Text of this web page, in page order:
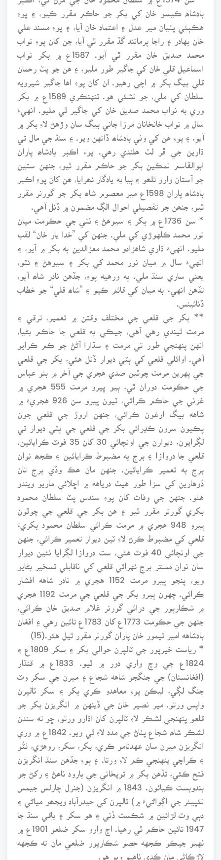
بادشاھ ڪيسو خان کي بکر جو حاڪم مقرر ڪيو، ۽ پوءِ
هڪٻئي پٺيان مير عدل ۽ اعتماد خان آيا، ۽ پوءِ مسند علي
خان بهادر ۽ راجا پرمانند گڏ مقرر ٿي آيا، جن کان پوءِ نواب
محمد صديق خان مقرر ٿي آيو. 1587ع ۾ بکر نواب
اسماعيل قلي خان کي جاگير طور مليو، ۽ هن جو پٽ رحمان
قلي بيگ بکر ۾ اچي رهيو. ان کان پوءِ اها جاگير شيرويه
سلطان کي ملي، جو نشئي هو. تنهنڪري 1589ع ۾ بکر
وري به نواب محمد صديق خان کي جاگير ٿي مليو. انهيءَ
سال ۾ نواب خانخانان مرزا جاني بيگ سان وڙهڻ لاءِ بکر ۾
آيو، ۽ پوءِ هن کي وٺي بادشاھ ڏانهن ويو. ۽ سنڌ جي مال تي
ڌارين جي ڦر لٽ ھلندي رھي. پوء اڪبر بادشاھ پاران
ابوالقاسم نمڪين بکر جو حاڪم مقرر ٿيو، جنهن ستين
جو آستان وارو ٿلھو ۽ ٻيا به يادگار ٺھرايا، ھن کان پوءِ اڪبر
بادشاھ پاران 1598ع مير معصوم شاھ بکر جو گورنر مقرر
ٿيو، جنھن جو تفصيلي احوال الڳ مضمون ۾ ڏنل آهي.
* سن 1736ع ۾ بکر ۽ سيوهڻ ۽ ٺٽي جي حڪومت ميان
نور محمد ڪلهوڙي کي ملي. جنهن کي ”خدا يار خان“ لقب
مليو. انهيءَ ڌاري شاهزادو محمد معزالدين به بکر ۾ آيو، ۽
انهيءَ سال ۾ ميان نور محمد کي بکر ۽ سيوهڻ ۽ ٺٽو،
يعني ساري سنڌ ملي. ٻه ورهيه پوءِ، جڏهن نادر شاھ آيو،
تڏهن انهيءَ به ميان کي قائم ڪيو ۽ ”شاھ قلي“ جو خطاب
ڏنائينس.
** بکر جي قلعي جي مختلف وقتن ۾ تعمير، ترقي ۽
مرمت ٿيندي رهي آهي، جيڪي به قلعي جا حاڪم بڻيا،
انهن پنهنجي طور تي مرمت ۽ سڌارا آڻڻ جو ڪم ڪرايو
آهي. اوائلي قلعي کي ٻٽي ديوار ڏنل هئي، بکر جي قلعي
جي پهرين مرمت چوٿين صدي هجري جي آخر ۾ بنو عباس
شاهه بيگ ارغون ڪرائي، جنهن اروڙ جي قلعي جون
پڪيون سرون ڪڍرائي بکر جي قلعي جي ٻٽي ديوار تي
لڳرايون، ديوارن جي اونچائي 30 کان 35 فوٽ ڪرايائين.
قلعي جا دروازا ۽ برج به مضبوط ڪرايائين ۽ ڪجھ نوان
برج به تعمير ڪرايائين، جنهن مان ھڪ وڏي برج تان
ڏوهارين کي سزا طور هيٺ درياهه ۾ اڇلائي ماريو ويندو
هئو. جنهن جي وفات کان پوءِ سندس پٽ سلطان محمود
بکري گورنر مقرر ٿيو ۽ هن بکر جي قلعي جي چوٿون
ڀيرو 948 هجري ۾ مرمت ڪرائي سلطان محمود بکريءَ
قلعي کي مضبوط ڪرڻ لاءِ ٽين ديوار تعمير ڪرائي، جنهن
جي اونچائي 40 فوٽ هئي، ست دروازا لڳرايا نئين ديوار
سان نوان مستر برج ٺهرائي قلعي کي ناقابلي تسخير بڻايو
ويو، پنجو ڀيرو مرمت 1152 هجري ۾ نادر شاهه افشار
۾ شڪارپور جي درائي گورنر غلام صديق خان ڪرائي،
جنهن جي حڪومت 1773ع کان 1783ع تائين رهي ۽ افغان
بادشاهه امير تيمور خان پاران گورنر مقرر ٿيل هئو.(15)
1824ع جي وچ واري دور ۾ ٿيو. 1833ع ۾ قنڌار
(افغانستان) جي جنگجو شاهه شجاع ۽ ميرن جي سکر وٽ
جنگ لڳي، ليڪن پوءِ معاهدو ڪري بکر ۽ سکر ٽالپرن
واپس ورتو. مير نصير خان جي ڏينهن ۾ انگريزن بکر جو
قلعو پنهنجي لشڪر لاءِ ٽالپرن کان اڌارو ورتو، ڇو ته سندن
انگريزن ميرن سان عهدنامو ڪري، بکر، سکر، روهڙي، ٺٽُو
۽ ڪراچي پنهنجي ڪم لاءِ ورتا. ۽ پوءِ جڏهن سنڌ انگريزن
فتح ڪئي، تڏهن بکر ۾ توپخاني جي بارود ٺاھڻ ۽ رکڻ جو
بندوبست ڪيائون. 1843 ۾ انگريزن (جنرل چارلس جيمس
نئپيئر جي اڳواڻيءَ ۾) ٽالپرن کي حيدرآباد ويجھو مياڻي ۽
دٻي وٽ لڙائين ۾ شڪست ڏني ۽ هو سکر ۽ باقي سنڌ جا
ٺهيو جيڪو ڪجهه حصو شڪارپور ضلعي مان ته ڪجهه
لاڙڪاڻي مان ڪڍي ٺاهيو ويو هو.